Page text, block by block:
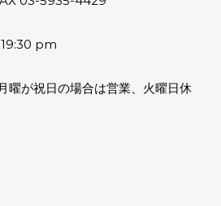
19:30 pm
曜が祝日の場合は営業、火曜日休